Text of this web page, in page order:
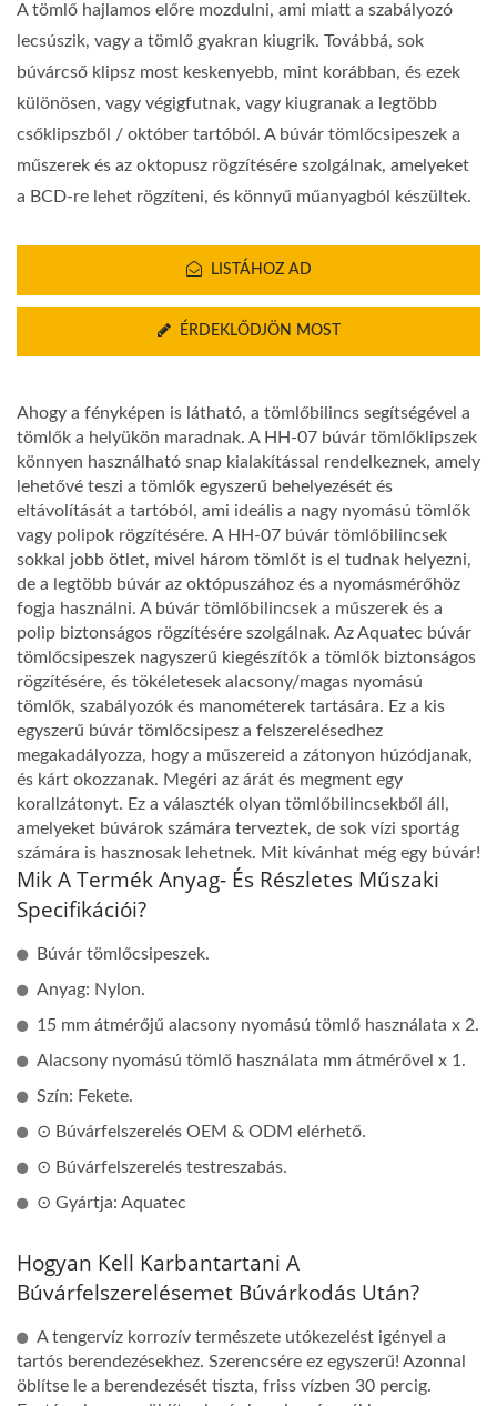
A tömlő hajlamos előre mozdulni, ami miatt a szabályozó
lecsúszik, vagy a tömlő gyakran kiugrik. Továbbá, sok
búvárcső klipsz most keskenyebb, mint korábban, és ezek
különösen, vagy végigfutnak, vagy kiugranak a legtöbb
csőklipszből / október tartóból. A búvár tömlőcsipeszek a
műszerek és az oktopusz rögzítésére szolgálnak, amelyeket
a BCD-re lehet rögzíteni, és könnyű műanyagból készültek.
LISTÁHOZ AD
ÉRDEKLŐDJÖN MOST
Ahogy a fényképen is látható, a tömlőbilincs segítségével a
tömlők a helyükön maradnak. A HH-07 búvár tömlőklipszek
könnyen használható snap kialakítással rendelkeznek, amely
lehetővé teszi a tömlők egyszerű behelyezését és
eltávolítását a tartóból, ami ideális a nagy nyomású tömlők
vagy polipok rögzítésére. A HH-07 búvár tömlőbilincsek
sokkal jobb ötlet, mivel három tömlőt is el tudnak helyezni,
de a legtöbb búvár az októpuszához és a nyomásmérőhöz
fogja használni. A búvár tömlőbilincsek a műszerek és a
polip biztonságos rögzítésére szolgálnak. Az Aquatec búvár
tömlőcsipeszek nagyszerű kiegészítők a tömlők biztonságos
rögzítésére, és tökéletesek alacsony/magas nyomású
tömlők, szabályozók és manométerek tartására. Ez a kis
egyszerű búvár tömlőcsipesz a felszerelésedhez
megakadályozza, hogy a műszereid a zátonyon húzódjanak,
és kárt okozzanak. Megéri az árát és megment egy
korallzátonyt. Ez a választék olyan tömlőbilincsekből áll,
amelyeket búvárok számára terveztek, de sok vízi sportág
számára is hasznosak lehetnek. Mit kívánhat még egy búvár!
Mik A Termék Anyag- És Részletes Műszaki
Specifikációi?
Búvár tömlőcsipeszek.
Anyag: Nylon.
15 mm átmérőjű alacsony nyomású tömlő használata x 2.
Alacsony nyomású tömlő használata mm átmérővel x 1.
Szín: Fekete.
⊙ Búvárfelszerelés OEM & ODM elérhető.
⊙ Búvárfelszerelés testreszabás.
⊙ Gyártja: Aquatec
Hogyan Kell Karbantartani A
Búvárfelszerelésemet Búvárkodás Után?
A tengervíz korrozív természete utókezelést igényel a
tartós berendezésekhez. Szerencsére ez egyszerű! Azonnal
öblítse le a berendezését tiszta, friss vízben 30 percig.